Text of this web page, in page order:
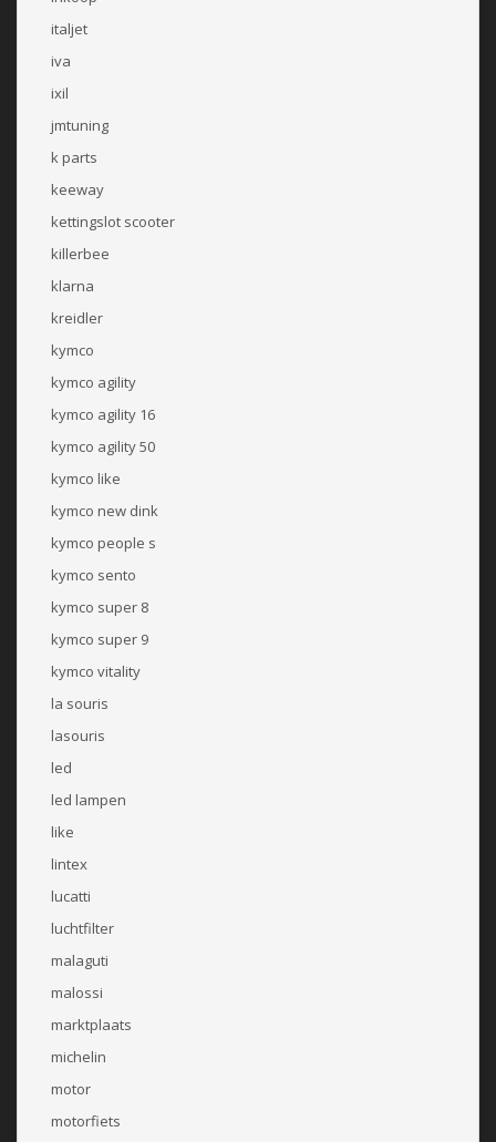
italjet
iva
ixil
jmtuning
k parts
keeway
kettingslot scooter
killerbee
klarna
kreidler
kymco
kymco agility
kymco agility 16
kymco agility 50
kymco like
kymco new dink
kymco people s
kymco sento
kymco super 8
kymco super 9
kymco vitality
la souris
lasouris
led
led lampen
like
lintex
lucatti
luchtfilter
malaguti
malossi
marktplaats
michelin
motor
motorfiets